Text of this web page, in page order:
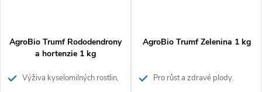
AgroBio Trumf Rododendrony
a hortenzie 1 kg
Výživa kyselomilných rostlin,
AgroBio Trumf Zelenina 1 kg
Pro růst a zdravé plody.